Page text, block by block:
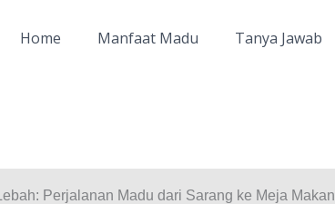
Home Manfaat Madu Tanya Jawab
Perjalanan Madu dari Sarang ke Meja Makan